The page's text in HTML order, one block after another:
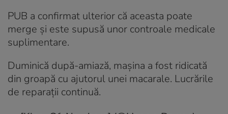
PUB a confirmat ulterior că aceasta poate
merge și este supusă unor controale medicale
suplimentare.
Duminică după-amiază, mașina a fost ridicată
din groapă cu ajutorul unei macarale. Lucrările
de reparații continuă.